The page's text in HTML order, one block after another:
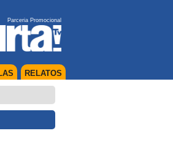
Parceria Promocional
RELATOS